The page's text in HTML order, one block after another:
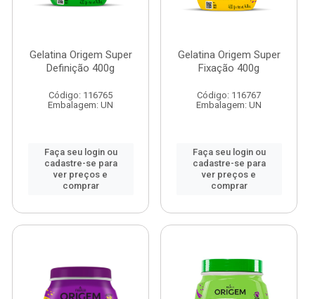
Gelatina Origem Super
Definição 400g
Código: 116765
Embalagem: UN
Faça seu login ou
cadastre-se para
ver preços e
comprar
Gelatina Origem Super
Fixação 400g
Código: 116767
Embalagem: UN
Faça seu login ou
cadastre-se para
ver preços e
comprar